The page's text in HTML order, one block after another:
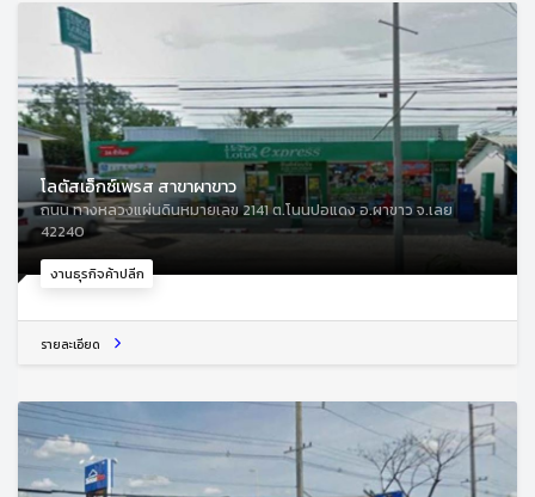
งานธุรกิจค้าปลีก
โลตัสเอ็กซ์เพรส สาขาผาขาว
ถนน ทางหลวงแผ่นดินหมายเลข 2141 ต.โนนปอแดง อ.ผาขาว จ.เลย
42240
รายละเอียด